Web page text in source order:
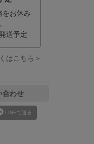
お休み
送予定
はこちら＞
合わせ
LINEで送る